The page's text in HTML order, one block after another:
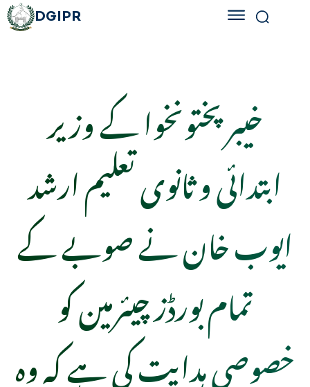
DGIPR
خیبرپختونخوا کے وزیر
ابتدائی و ثانوی تعلیم ارشد
ایوب خان نے صوبے کے
تمام بورڈز چیئرمین کو
خصوصی ہدایت کی ہے کہ وہ